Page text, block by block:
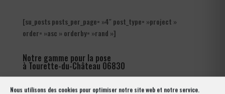
Nous utilisons des cookies pour optimiser notre site web et notre service.
[su_posts posts_per_page= »4″ post_type= »project »
order= »asc » orderby= »rand »]
Notre gamme pour la pose
à Tourette-du-Château 06830